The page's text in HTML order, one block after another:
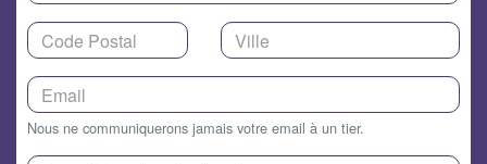
Nous ne communiquerons jamais votre email à un tier.